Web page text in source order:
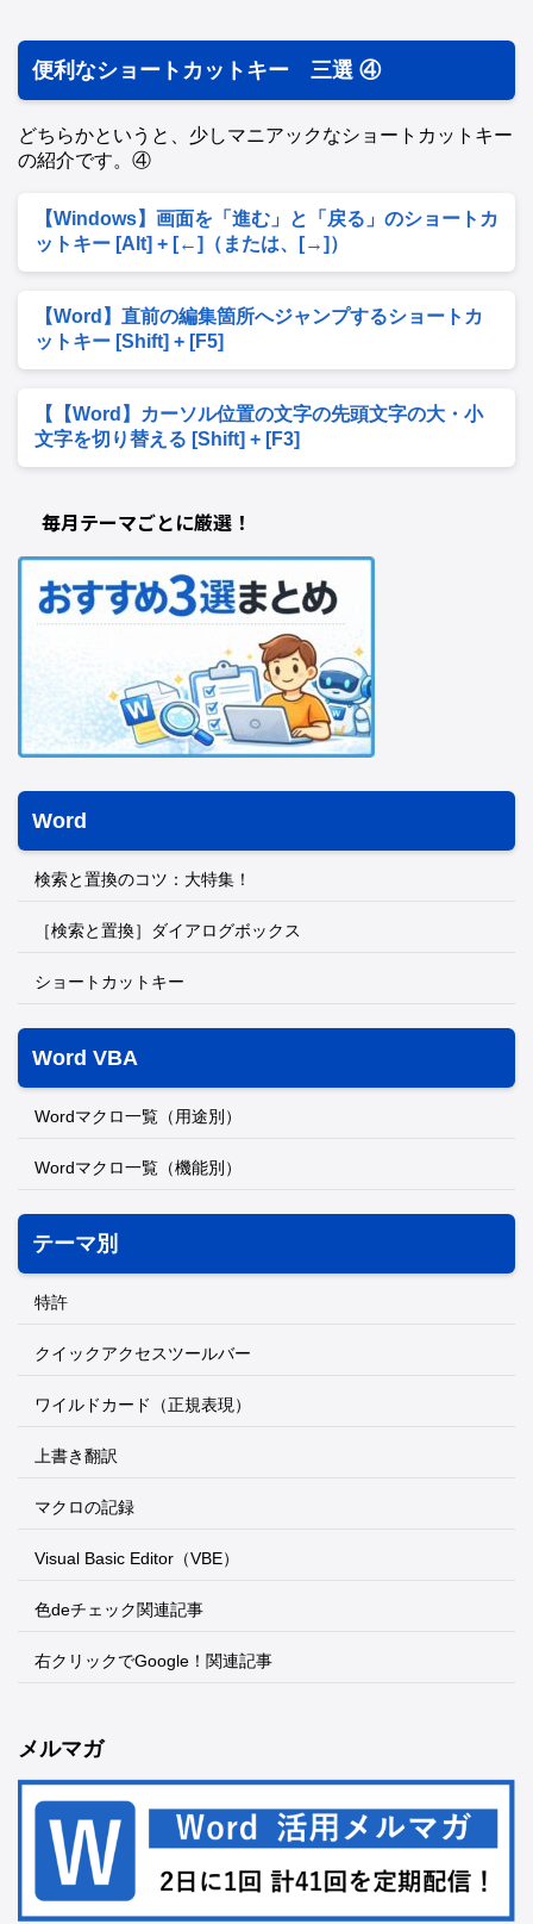
便利なショートカットキー 三選 ④
どちらかというと、少しマニアックなショートカットキー
の紹介です。④
【Windows】画面を「進む」と「戻る」のショートカ
ットキー [Alt] + [←]（または、[→]）
【Word】直前の編集箇所へジャンプするショートカ
ットキー [Shift] + [F5]
【【Word】カーソル位置の文字の先頭文字の大・小
文字を切り替える [Shift] + [F3]
毎月テーマごとに厳選！
Word
検索と置換のコツ：大特集！
［検索と置換］ダイアログボックス
ショートカットキー
Word VBA
Wordマクロ一覧（用途別）
Wordマクロ一覧（機能別）
テーマ別
特許
クイックアクセスツールバー
ワイルドカード（正規表現）
上書き翻訳
マクロの記録
Visual Basic Editor（VBE）
色deチェック関連記事
右クリックでGoogle！関連記事
メルマガ